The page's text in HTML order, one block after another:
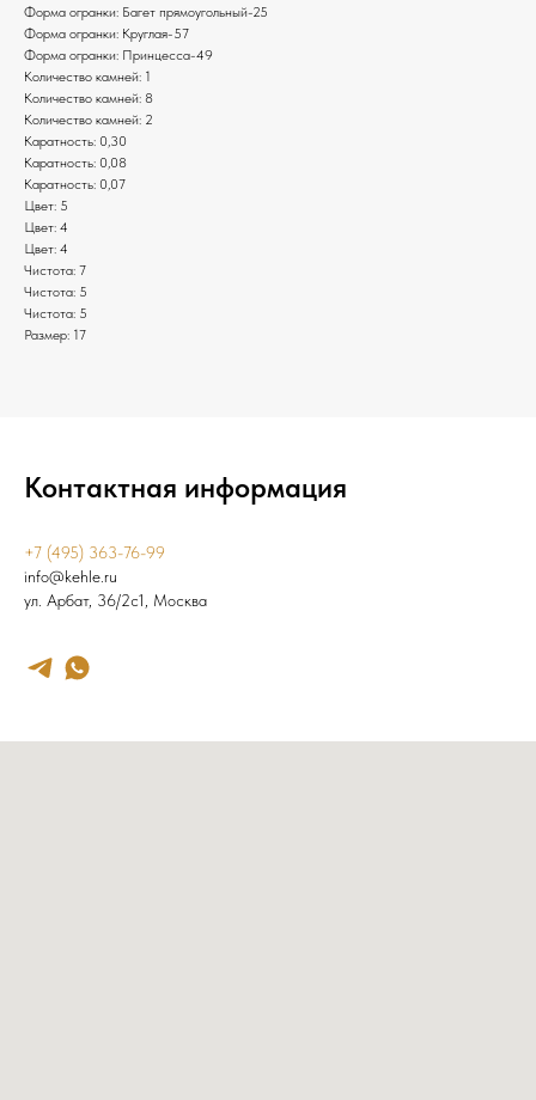
Форма огранки: Багет прямоугольный-25
Форма огранки: Круглая-57
Форма огранки: Принцесса-49
Количество камней: 1
Количество камней: 8
Количество камней: 2
Каратность: 0,30
Каратность: 0,08
Каратность: 0,07
Цвет: 5
Цвет: 4
Цвет: 4
Чистота: 7
Чистота: 5
Чистота: 5
Размер: 17
Контактная информация
+7 (495) 363-76-99
info@kehle.ru
ул. Арбат, 36/2с1, Москва